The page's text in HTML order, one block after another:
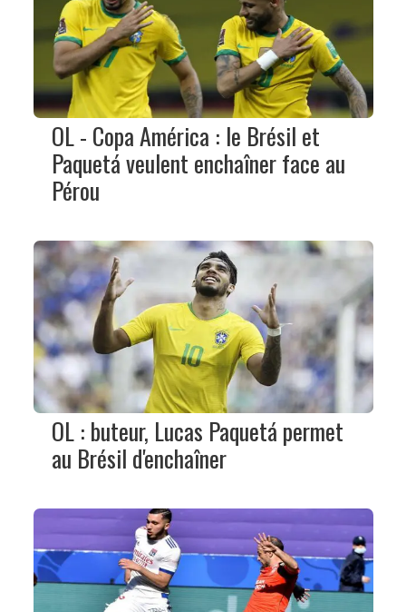
OL - Copa América : le Brésil et
Paquetá veulent enchaîner face au
Pérou
OL : buteur, Lucas Paquetá permet
au Brésil d'enchaîner